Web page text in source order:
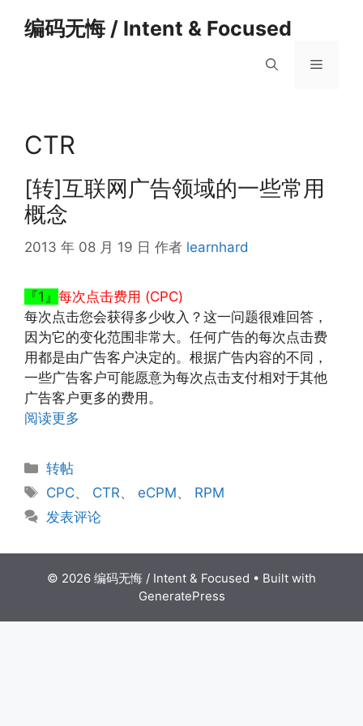
编码无悔 / Intent & Focused
菜
CTR
[转]互联网广告领域的一些常用
概念
2013 年 08 月 19 日 作者 learnhard
『1』 每次点击费用 (CPC)
每次点击您会获得多少收入？这一问题很难回答，
因为它的变化范围非常大。任何广告的每次点击费
用都是由广告客户决定的。根据广告内容的不同，
一些广告客户可能愿意为每次点击支付相对于其他
广告客户更多的费用。
阅读更多
分
类
转帖
标
签
CPC、 CTR、 eCPM、 RPM
发表评论
© 2026 编码无悔 / Intent & Focused • Built with
GeneratePress